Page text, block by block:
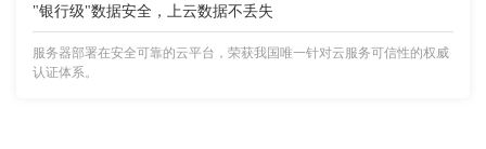
"银行级"数据安全，上云数据不丢失
服务器部署在安全可靠的云平台，荣获我国唯一针对云服务可信性的权威
认证体系。